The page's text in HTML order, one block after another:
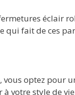
éclair
qui fait de ces
, vous optez pour
votre style de